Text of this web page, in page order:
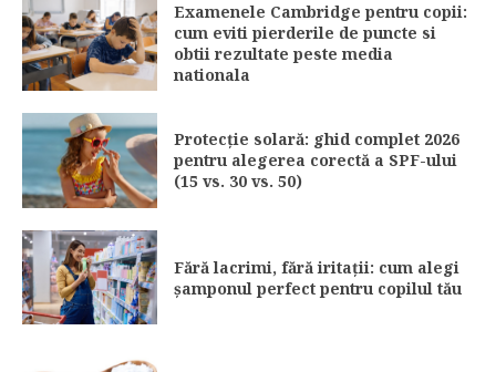
Examenele Cambridge pentru copii:
cum eviti pierderile de puncte si
obtii rezultate peste media
nationala
Protecție solară: ghid complet 2026
pentru alegerea corectă a SPF-ului
(15 vs. 30 vs. 50)
Fără lacrimi, fără iritații: cum alegi
șamponul perfect pentru copilul tău